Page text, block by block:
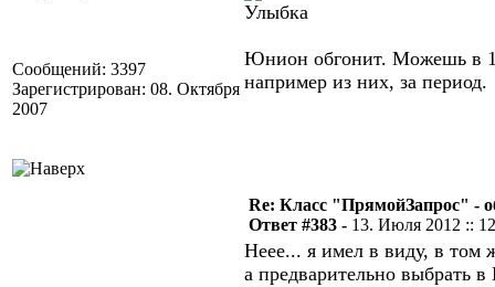
Сообщений: 3397
Зарегистрирован: 08. Октября
2007
Юнион обгонит. Можешь в
например из них, за период.
Re: Класс "ПрямойЗапрос" -
Ответ #383 - 13. Июля 2012 ::
Неее... я имел в виду, в том
а предварительно выбрать